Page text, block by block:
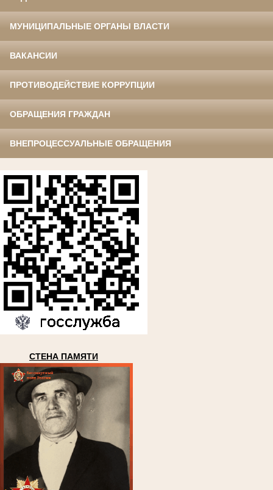
МУНИЦИПАЛЬНЫЕ ОРГАНЫ ВЛАСТИ
ВАКАНСИИ
ПРОТИВОДЕЙСТВИЕ КОРРУПЦИИ
ОБРАЩЕНИЯ ГРАЖДАН
ВНЕПРОЦЕССУАЛЬНЫЕ ОБРАЩЕНИЯ
СТЕНА ПАМЯТИ